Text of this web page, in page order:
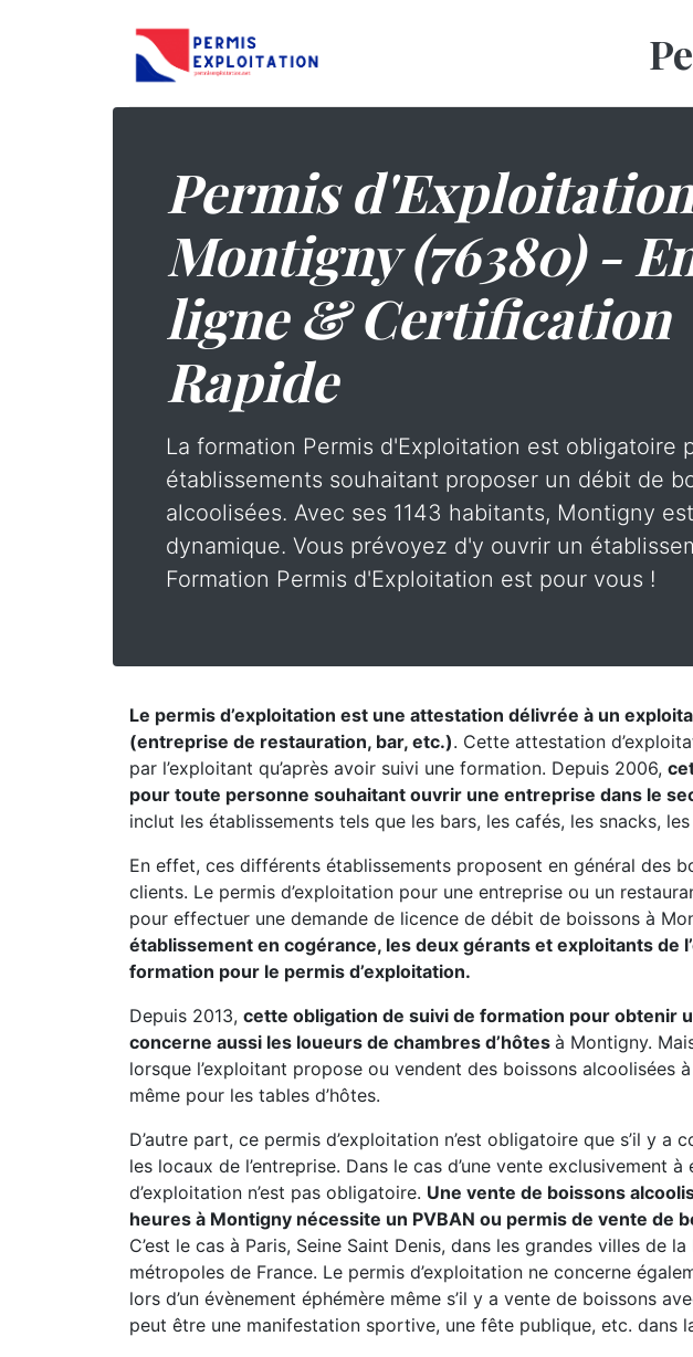
Permis d'Exploitation
Montigny (76380) -
ligne & Certification
Rapide
La formation Permis d'Exploitation est obligatoire
établissements souhaitant proposer un débit de
alcoolisées. Avec ses 1143 habitants, Montigny
dynamique. Vous prévoyez d'y ouvrir un
Formation Permis d'Exploitation est pour vous !
Le permis d’exploitation est une attestation délivrée à un
(entreprise de restauration, bar, etc.). Cette attestation
par l’exploitant qu’après avoir suivi une formation. Depuis 2006,
pour toute personne souhaitant ouvrir une entreprise dans le
inclut les établissements tels que les bars, les cafés, les snacks,
En effet, ces différents établissements proposent en général des
clients. Le permis d’exploitation pour une entreprise ou un
pour effectuer une demande de licence de débit de boissons à
établissement en cogérance, les deux gérants et exploitants de
formation pour le permis d’exploitation.
Depuis 2013, cette obligation de suivi de formation pour obtenir
concerne aussi les loueurs de chambres d’hôtes à Montigny.
lorsque l’exploitant propose ou vendent des boissons alcoolisées
même pour les tables d’hôtes.
D’autre part, ce permis d’exploitation n’est obligatoire que s’il y a
les locaux de l’entreprise. Dans le cas d’une vente exclusivement
d’exploitation n’est pas obligatoire. Une vente de boissons
heures à Montigny nécessite un PVBAN ou permis de vente de
C’est le cas à Paris, Seine Saint Denis, dans les grandes villes de
métropoles de France. Le permis d’exploitation ne concerne
lors d’un évènement éphémère même s’il y a vente de boissons
peut être une manifestation sportive, une fête publique, etc. dans